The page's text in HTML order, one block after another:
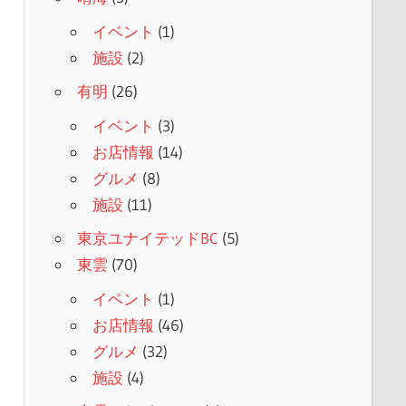
イベント (1)
施設 (2)
有明 (26)
イベント (3)
お店情報 (14)
グルメ (8)
施設 (11)
東京ユナイテッドBC (5)
東雲 (70)
イベント (1)
お店情報 (46)
グルメ (32)
施設 (4)